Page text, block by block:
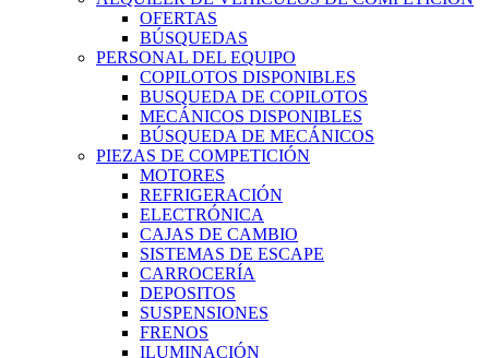
OFERTAS
BÚSQUEDAS
PERSONAL DEL EQUIPO
COPILOTOS DISPONIBLES
BUSQUEDA DE COPILOTOS
MECÁNICOS DISPONIBLES
BÚSQUEDA DE MECÁNICOS
PIEZAS DE COMPETICIÓN
MOTORES
REFRIGERACIÓN
ELECTRÓNICA
CAJAS DE CAMBIO
SISTEMAS DE ESCAPE
CARROCERÍA
DEPOSITOS
SUSPENSIONES
FRENOS
ILUMINACIÓN